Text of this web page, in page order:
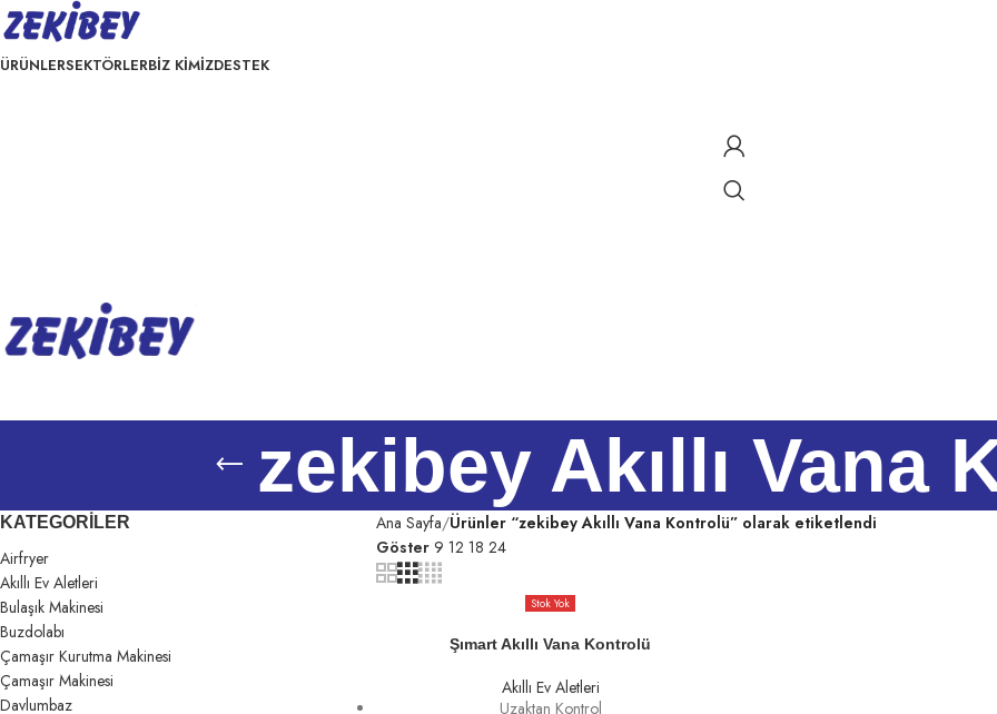
ÜRÜNLERSEKTÖRLERBİZ KİMİZDESTEK
zekibey Akıllı Vana
KATEGORILER
Airfryer
Akıllı Ev Aletleri
Bulaşık Makinesi
Buzdolabı
Çamaşır Kurutma Makinesi
Çamaşır Makinesi
Davlumbaz
Ana Sayfa Ürünler “zekibey Akıllı Vana Kontrolü” olarak etiketlendi
Göster 9 12 18 24
Stok Yok
Şımart Akıllı Vana Kontrolü
Akıllı Ev Aletleri
Uzaktan Kontrol